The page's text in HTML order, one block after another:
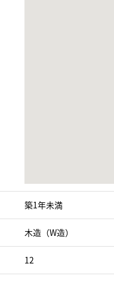
築1年未満
木造（W造）
12